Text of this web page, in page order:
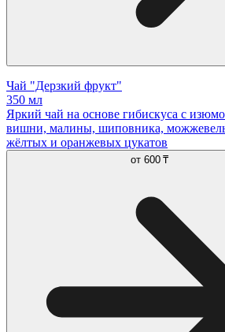
Чай "Дерзкий фрукт"
350 мл
Яркий чай на основе гибискуса с
вишни, малины, шиповника,
жёлтых и оранжевых цукатов
от 600 ₸